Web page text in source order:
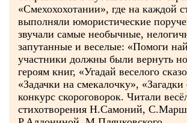
«Смехохохотании», где на каждой
выполняли юмористические
звучали самые необычные,
запутанные и веселые: «Помоги
участники должны были вернуть
героям книг, «Угадай веселого
«Задачки на смекалочку»,
конкурс скороговорок. Читали
стихотворения Н.Самоний,